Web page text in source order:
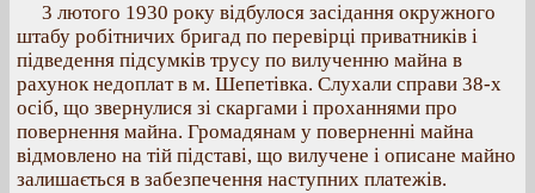
3 лютого 1930 року відбулося засідання окружного
штабу робітничих бригад по перевірці приватників і
підведення підсумків трусу по вилученню майна в
рахунок недоплат в м. Шепетівка. Слухали справи 38-х
осіб, що звернулися зі скаргами і проханнями про
повернення майна. Громадянам у поверненні майна
відмовлено на тій підставі, що вилучене і описане майно
залишається в забезпечення наступних платежів.